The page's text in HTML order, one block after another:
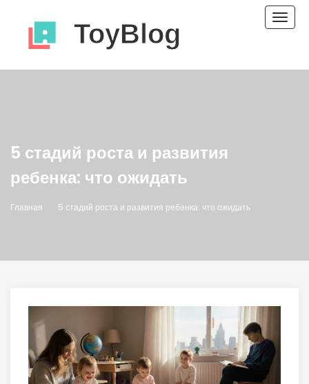
5 стадий роста и развития
ребенка: что ожидать
Главная 5 стадий роста и развития ребенка: что ожидать